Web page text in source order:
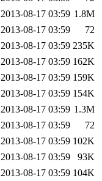
2013-08-17 03:59 1.8M
2013-08-17 03:59
72
2013-08-17 03:59 235K
2013-08-17 03:59 162K
2013-08-17 03:59 159K
2013-08-17 03:59 154K
2013-08-17 03:59 1.3M
2013-08-17 03:59
72
2013-08-17 03:59 102K
2013-08-17 03:59
93K
2013-08-17 03:59 104K